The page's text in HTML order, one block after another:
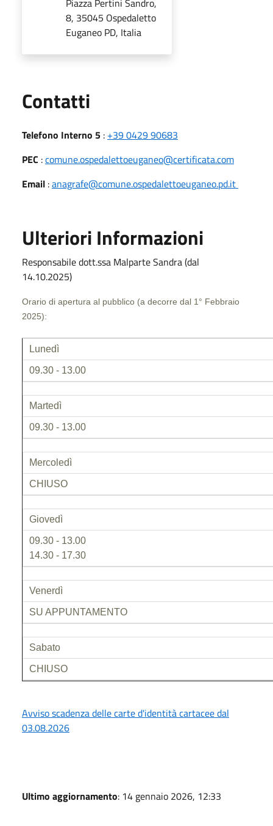
8, 35045 Ospedaletto
Euganeo PD, Italia
Contatti
Telefono Interno 5 : +39 0429 90683
PEC :comune.ospedalettoeuganeo@certificata.com
Email :anagrafe@comune.ospedalettoeuganeo.pd.it
Ulteriori Informazioni
Responsabile dott.ssa Malparte Sandra (dal
14.10.2025)
Orario di apertura al pubblico (a decorre dal 1° Febbraio
2025):
Lunedì
09.30 - 13.00
Martedì
09.30 - 13.00
Mercoledì
CHIUSO
Giovedì
09.30 - 13.00
14.30 - 17.30
Venerdì
SU APPUNTAMENTO
Sabato
CHIUSO
Avviso scadenza delle carte d'identità cartacee dal
03.08.2026
Ultimo aggiornamento: 14 gennaio 2026, 12:33